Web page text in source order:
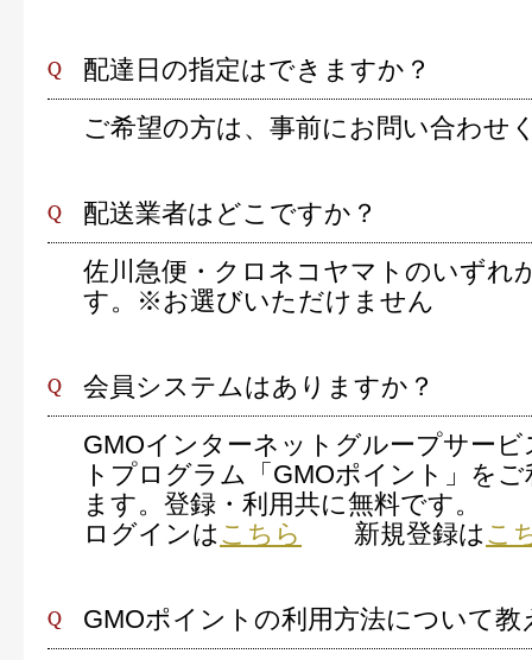
配達日の指定はできますか？
ご希望の方は、事前にお問い合わせ
配送業者はどこですか？
佐川急便・クロネコヤマトのいずれ
す。※お選びいただけません
会員システムはありますか？
GMOインターネットグループサー
トプログラム「GMOポイント」を
ます。登録・利用共に無料です。
ログインは こちら 新規登録は こ
GMOポイントの利用方法について